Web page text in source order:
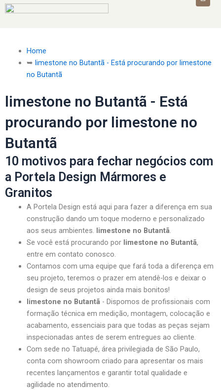
Home
➥ limestone no Butantã - Está procurando por limestone
no Butantã
limestone no Butantã - Está
procurando por limestone no
Butantã
10 motivos para fechar negócios com
a Portela Design Mármores e
Granitos
A Portela Design está aqui para fazer a diferença em sua
construção dando um toque moderno e personalizado
aos seus ambientes. limestone no Butantã.
Se você está procurando por limestone no Butantã,
entre em contato conosco.
Contamos com uma equipe que fará toda a diferença em
seu projeto, teremos o prazer em atendê-los e deixar o
design de seus projetos ainda mais bonitos!
limestone no Butantã- Dispomos de profissionais com
formação técnica em medição, montagem, colocação e
acabamento, essenciais para que todas as peças sejam
inspecionadas antes de serem entregues ao cliente.
Com sede no Tatuapé, área privilegiada de São Paulo,
conta com showroom criado para apresentar os mais
recentes lançamentos e garantir total qualidade e
agilidade no atendimento.